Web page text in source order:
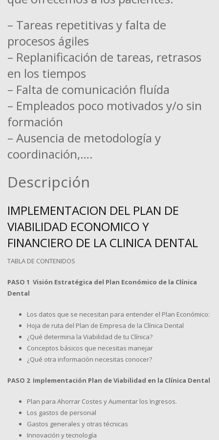
– Tareas repetitivas y falta de
procesos ágiles
– Replanificación de tareas, retrasos
en los tiempos
– Falta de comunicación fluída
– Empleados poco motivados y/o sin
formación
– Ausencia de metodología y
coordinación,….
Descripción
IMPLEMENTACION DEL PLAN DE
VIABILIDAD ECONOMICO Y
FINANCIERO DE LA CLINICA DENTAL
TABLA DE CONTENIDOS
PASO 1 Visión Estratégica del Plan Económico de la Clínica
Dental
Los datos que se necesitan para entender el Plan Económico:
Hoja de ruta del Plan de Empresa de la Clínica Dental
¿Qué determina la Viabilidad de tu Clínica?
Conceptos básicos que necesitas manejar
¿Qué otra información necesitas conocer?
PASO 2 Implementación Plan de Viabilidad en la Clínica Dental
Plan para Ahorrar Costes y Aumentar los Ingresos.
Los gastos de personal
Gastos generales y otras técnicas
Innovación y tecnología